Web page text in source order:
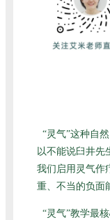
“灵气”这种自
以不能说臼井先
我们启用灵气作
重、不当的负面
“灵气”教学最